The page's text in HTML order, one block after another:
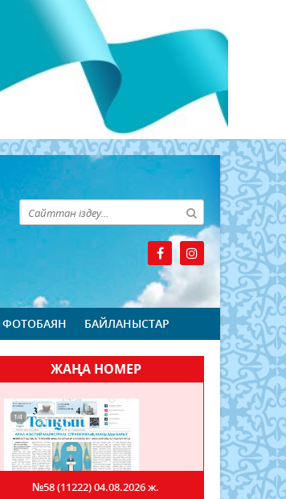
ФОТОБАЯН БАЙЛАНЫСТАР
ЖАҢА НОМЕР
№58 (11222)04.08.2026 ж.